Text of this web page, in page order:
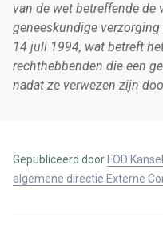
van de wet betreffende de
geneeskundige
14 juli 1994, wat betreft
rechthebbenden die een
nadat ze verwezen zijn
Gepubliceerd door FOD
algemene directie Externe